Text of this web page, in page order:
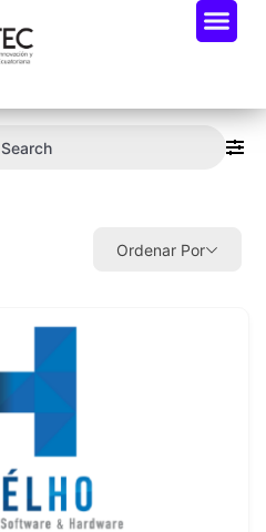
Search
Ordenar Por